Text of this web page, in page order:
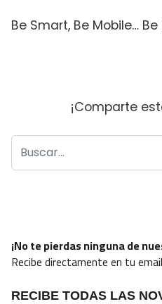
Be Smart, Be Mobile… Be
¡Comparte
Buscar:
¡No te pierdas ninguna de
Recibe directamente en tu
RECIBE TODAS LAS